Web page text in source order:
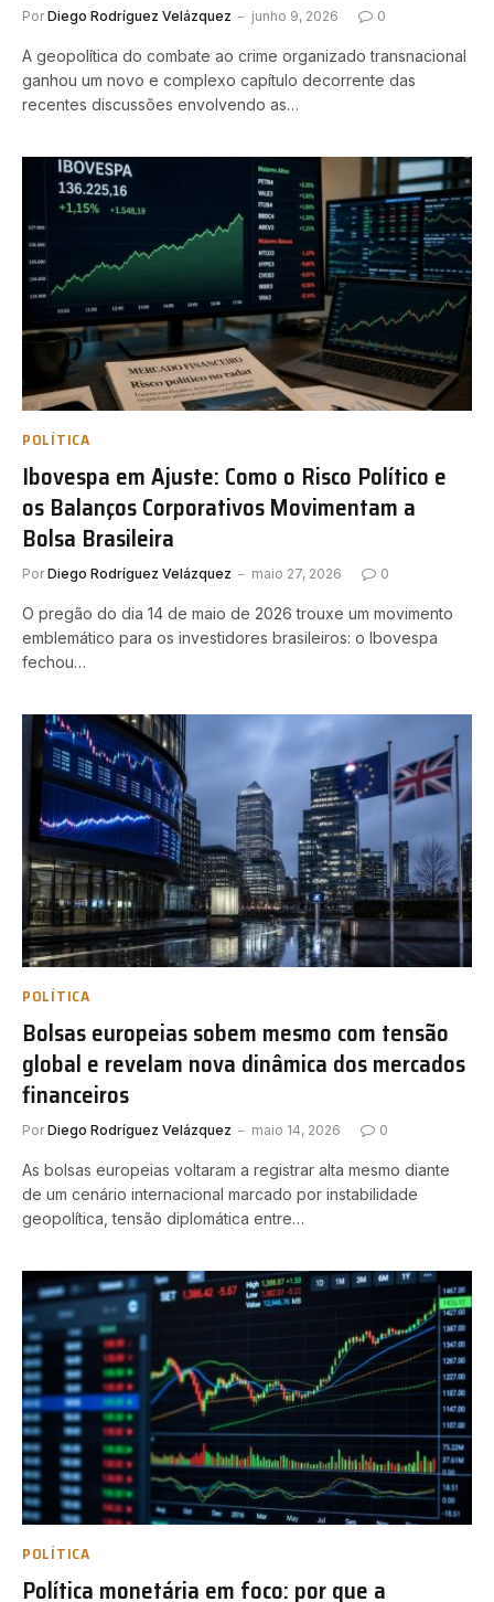
Por Diego Rodríguez Velázquez junho 9, 2026 0
A geopolítica do combate ao crime organizado transnacional
ganhou um novo e complexo capítulo decorrente das
recentes discussões envolvendo as…
POLÍTICA
Ibovespa em Ajuste: Como o Risco Político e
os Balanços Corporativos Movimentam a
Bolsa Brasileira
Por Diego Rodríguez Velázquez maio 27, 2026 0
O pregão do dia 14 de maio de 2026 trouxe um movimento
emblemático para os investidores brasileiros: o Ibovespa
fechou…
POLÍTICA
Bolsas europeias sobem mesmo com tensão
global e revelam nova dinâmica dos mercados
financeiros
Por Diego Rodríguez Velázquez maio 14, 2026 0
As bolsas europeias voltaram a registrar alta mesmo diante
de um cenário internacional marcado por instabilidade
geopolítica, tensão diplomática entre…
POLÍTICA
Política monetária em foco: por que a